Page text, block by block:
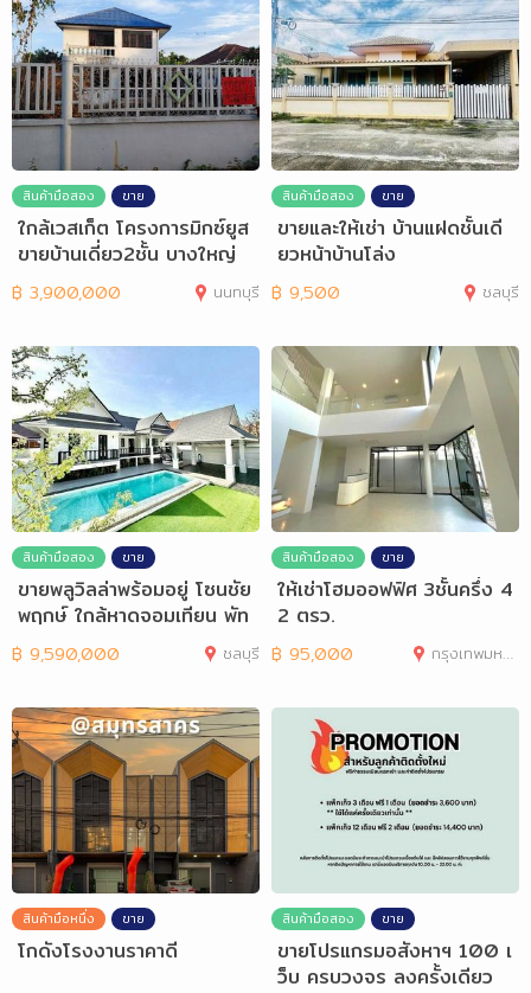
สินค้ามือสอง ขาย
ใกล้เวสเก็ต โครงการมิกซ์ยูส
ขายบ้านเดี่ยว2ชั้น บางใหญ่
฿ 3,900,000 นนทบุรี
สินค้ามือสอง ขาย
ขายและให้เช่า บ้านแฝดชั้นเดี
ยวหน้าบ้านโล่ง
฿ 9,500 ชลบุรี
สินค้ามือสอง ขาย
ขายพลูวิลล่าพร้อมอยู่ โซนชัย
พฤกษ์ ใกล้หาดจอมเทียน พัท
ยา
฿ 9,590,000 ชลบุรี
สินค้ามือสอง ขาย
ให้เช่าโฮมออฟฟิศ 3ชั้นครึ่ง 4
2 ตรว.
฿ 95,000 กรุงเทพมหานคร
สินค้ามือหนึ่ง ขาย
โกดังโรงงานราคาดี
สินค้ามือสอง ขาย
ขายโปรแกรมอสังหาฯ 100 เ
ว็บ ครบวงจร ลงครั้งเดียว